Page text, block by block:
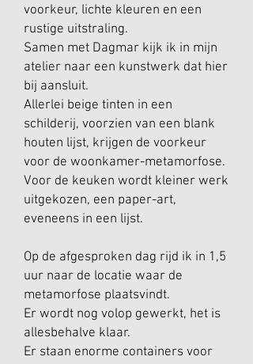
voorkeur, lichte kleuren en een
rustige uitstraling.
Samen met Dagmar kijk ik in mijn
atelier naar een kunstwerk dat hier
bij aansluit.
Allerlei beige tinten in een
schilderij, voorzien van een blank
houten lijst, krijgen de voorkeur
voor de woonkamer-metamorfose.
Voor de keuken wordt kleiner werk
uitgekozen, een paper-art,
eveneens in een lijst.
Op de afgesproken dag rijd ik in 1,5
uur naar de locatie waar de
metamorfose plaatsvindt.
Er wordt nog volop gewerkt, het is
allesbehalve klaar.
Er staan enorme containers voor